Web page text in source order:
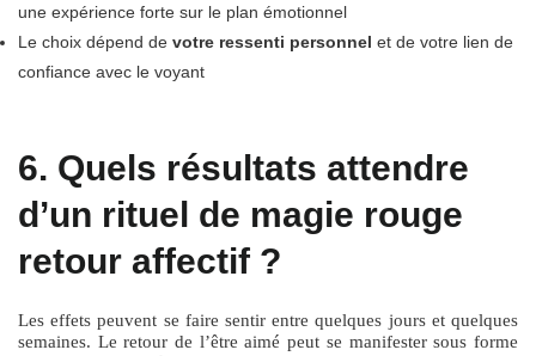
une expérience forte sur le plan émotionnel
Le choix dépend de votre ressenti personnel et de votre lien de
confiance avec le voyant
6. Quels résultats attendre
d’un rituel de magie rouge
retour affectif ?
Les effets peuvent se faire sentir entre quelques jours et quelques
semaines. Le retour de l’être aimé peut se manifester sous forme